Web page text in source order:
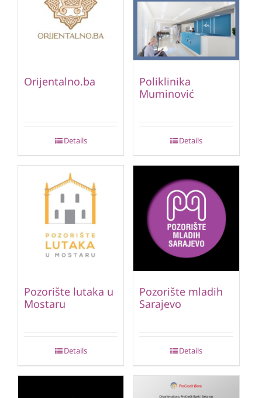
Orijentalno.ba
Details
Poliklinika
Muminović
Details
Pozorište lutaka u
Mostaru
Details
Pozorište mladih
Sarajevo
Details